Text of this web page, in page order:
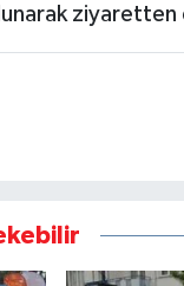
ziyaretten